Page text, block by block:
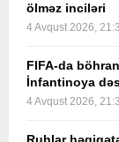
ölməz inciləri
4 Avqust 2026,
FIFA-da
İnfantinoya
4 Avqust 2026,